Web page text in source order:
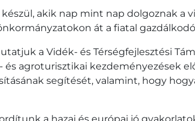
akik nap mint nap dolgoznak a
át a fiatal
a Vidék- és Térségfejlesztési
és agroturisztikai kezdeményezések
segítését, valamint, hogy